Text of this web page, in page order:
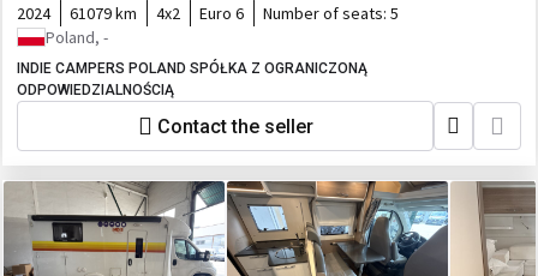
2024 61079 km 4x2 Euro 6 Number of seats: 5
Poland, -
INDIE CAMPERS POLAND SPÓŁKA Z OGRANICZONĄ
ODPOWIEDZIALNOŚCIĄ
Contact the seller